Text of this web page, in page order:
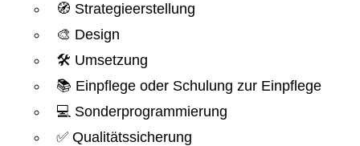
🧭 Strategieerstellung
🎨 Design
🛠️ Umsetzung
📚 Einpflege oder Schulung zur Einpflege
💻 Sonderprogrammierung
✅ Qualitätssicherung